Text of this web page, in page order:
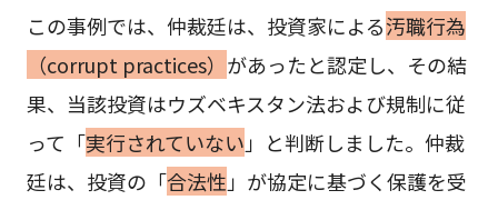
この事例では、仲裁廷は、投資家による汚職行為
（corrupt practices） があったと認定し、その結
果、当該投資はウズベキスタン法および規制に従
って「実行されていない 」と判断しました。仲裁
廷は、投資の「合法性 」が協定に基づく保護を受